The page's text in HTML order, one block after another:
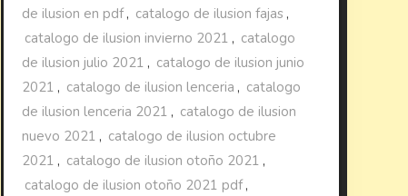
de ilusion en pdf, catalogo de ilusion fajas ,
catalogo de ilusion invierno 2021 , catalogo
de ilusion julio 2021 , catalogo de ilusion junio
2021 , catalogo de ilusion lenceria , catalogo
de ilusion lenceria 2021 , catalogo de ilusion
nuevo 2021 , catalogo de ilusion octubre
2021 , catalogo de ilusion otoño 2021 ,
catalogo de ilusion otoño 2021 pdf,